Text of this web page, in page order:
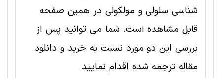
شناسی سلولی و مولکولی در همین صفحه
قابل مشاهده است. شما می توانید پس از
بررسی این دو مورد نسبت به خرید و دانلود
مقاله ترجمه شده اقدام نمایید